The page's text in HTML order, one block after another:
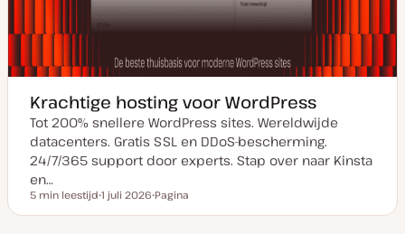
Krachtige hosting voor WordPress
Tot 200% snellere WordPress sites. Wereldwijde
datacenters. Gratis SSL en DDoS-bescherming.
24/7/365 support door experts. Stap over naar Kinsta
en…
Leestijd
5 min leestijd
a
1 juli 2026
o
Pagina